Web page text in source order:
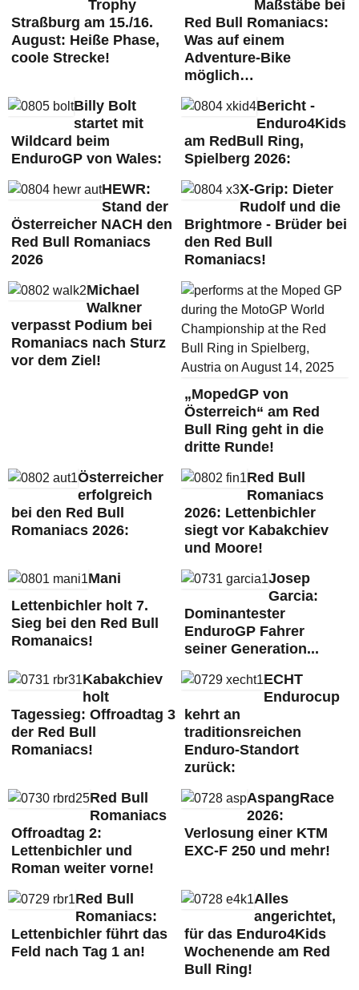
Trophy
Straßburg am 15./16.
August: Heiße Phase,
coole Strecke!
Maßstäbe bei
Red Bull Romaniacs:
Was auf einem
Adventure-Bike
möglich…
Billy Bolt
startet mit
Wildcard beim
EnduroGP von Wales:
Bericht -
Enduro4Kids
am RedBull Ring,
Spielberg 2026:
HEWR:
Stand der
Österreicher NACH den
Red Bull Romaniacs
2026
X-Grip: Dieter
Rudolf und die
Brightmore - Brüder bei
den Red Bull
Romaniacs!
Michael
Walkner
verpasst Podium bei
Romaniacs nach Sturz
vor dem Ziel!
„MopedGP von
Österreich“ am Red
Bull Ring geht in die
dritte Runde!
Österreicher
erfolgreich
bei den Red Bull
Romaniacs 2026:
Red Bull
Romaniacs
2026: Lettenbichler
siegt vor Kabakchiev
und Moore!
Mani
Lettenbichler holt 7.
Sieg bei den Red Bull
Romanaics!
Josep
Garcia:
Dominantester
EnduroGP Fahrer
seiner Generation...
Kabakchiev
holt
Tagessieg: Offroadtag 3
der Red Bull
Romaniacs!
ECHT
Endurocup
kehrt an
traditionsreichen
Enduro-Standort
zurück:
Red Bull
Romaniacs
Offroadtag 2:
Lettenbichler und
Roman weiter vorne!
AspangRace
2026:
Verlosung einer KTM
EXC-F 250 und mehr!
Red Bull
Romaniacs:
Lettenbichler führt das
Feld nach Tag 1 an!
Alles
angerichtet,
für das Enduro4Kids
Wochenende am Red
Bull Ring!